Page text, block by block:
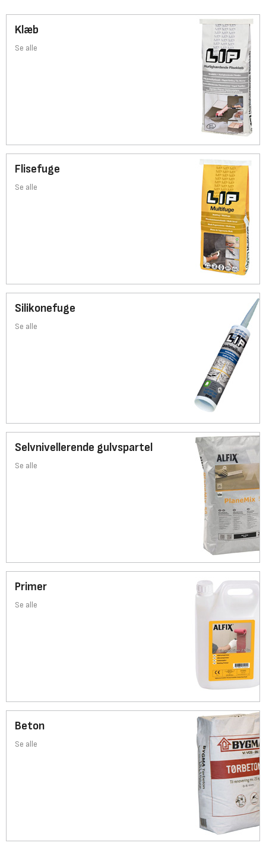
dine gulve og vægge, og de giver den sidste flotte finish. I sortimentet
finder du også grus, beton- og mørtelprodukter, uanset om du har brug for
Klæb
Se alle
Flisefuge
Se alle
Silikonefuge
Se alle
Selvnivellerende gulvspartel
Se alle
Primer
Se alle
Beton
Se alle